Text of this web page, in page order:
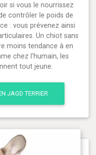
si vous le nourrissez
contrôler le poids de
: vous prévenez ainsi
Un chiot sans
moins tendance à en
chez l'humain, les
tout jeune.
JAGD TERRIER